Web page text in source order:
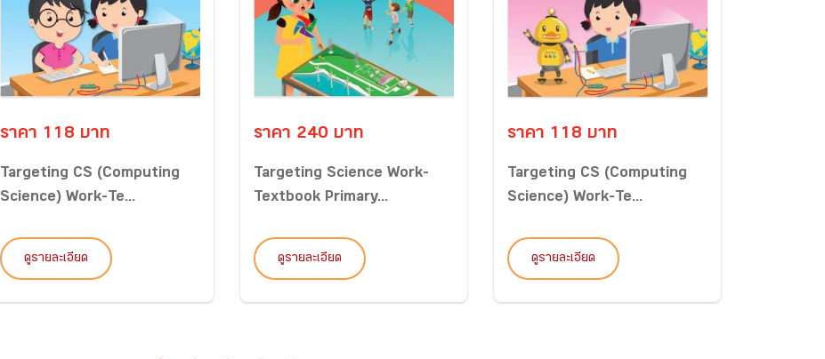
ราคา 118 บาท
Targeting CS (Computing
Science) Work-Te...
ดูรายละเอียด
ราคา 240 บาท
Targeting Science Work-
Textbook Primary...
ดูรายละเอียด
ราคา 118 บาท
Targeting CS (Computing
Science) Work-Te...
ดูรายละเอียด